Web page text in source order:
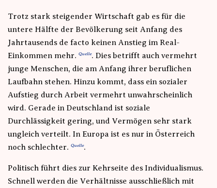
Trotz stark steigender Wirtschaft gab es für die
untere Hälfte der Bevölkerung seit Anfang des
Jahrtausends de facto keinen Anstieg im Real-
Einkommen mehr.
. Dies betrifft auch vermehrt
junge Menschen, die am Anfang ihrer beruflichen
Laufbahn stehen. Hinzu kommt, dass ein sozialer
Aufstieg durch Arbeit vermehrt unwahrscheinlich
wird. Gerade in Deutschland ist soziale
Durchlässigkeit gering, und Vermögen sehr stark
ungleich verteilt. In Europa ist es nur in Österreich
noch schlechter.
.
Politisch führt dies zur Kehrseite des Individualismus.
Schnell werden die Verhältnisse ausschließlich mit